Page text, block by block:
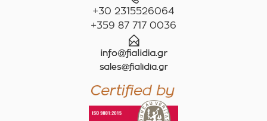
+30 2315526064
+359 87 717 0036